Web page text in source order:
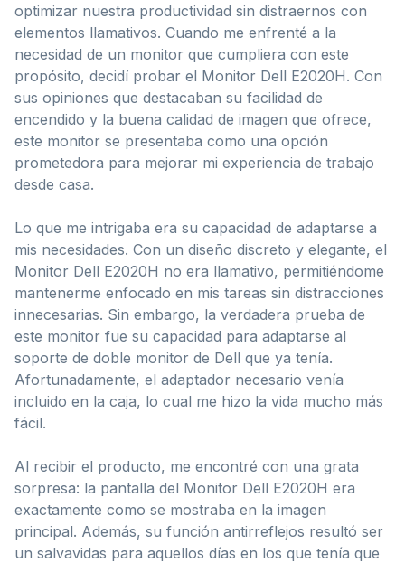
optimizar nuestra productividad sin distraernos con
elementos llamativos. Cuando me enfrenté a la
necesidad de un monitor que cumpliera con este
propósito, decidí probar el Monitor Dell E2020H. Con
sus opiniones que destacaban su facilidad de
encendido y la buena calidad de imagen que ofrece,
este monitor se presentaba como una opción
prometedora para mejorar mi experiencia de trabajo
desde casa.
Lo que me intrigaba era su capacidad de adaptarse a
mis necesidades. Con un diseño discreto y elegante, el
Monitor Dell E2020H no era llamativo, permitiéndome
mantenerme enfocado en mis tareas sin distracciones
innecesarias. Sin embargo, la verdadera prueba de
este monitor fue su capacidad para adaptarse al
soporte de doble monitor de Dell que ya tenía.
Afortunadamente, el adaptador necesario venía
incluido en la caja, lo cual me hizo la vida mucho más
fácil.
Al recibir el producto, me encontré con una grata
sorpresa: la pantalla del Monitor Dell E2020H era
exactamente como se mostraba en la imagen
principal. Además, su función antirreflejos resultó ser
un salvavidas para aquellos días en los que tenía que